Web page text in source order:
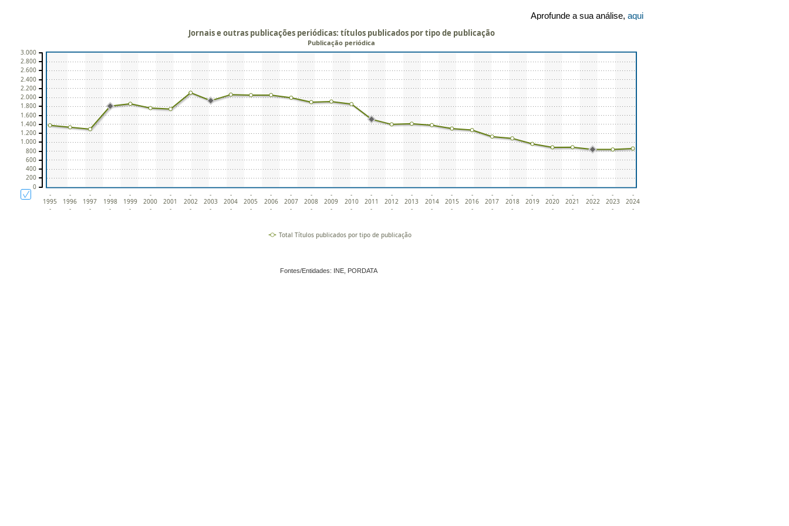
Aprofunde a sua análise, aqui
-
1995
-
-
1996
-
-
1997
-
-
1998
-
-
1999
-
-
2000
-
-
2001
-
-
2002
-
-
2003
-
-
2004
-
-
2005
-
-
2006
-
-
2007
-
-
2008
-
-
2009
-
-
2010
-
-
2011
-
-
2012
-
-
2013
-
-
2014
-
-
2015
-
-
2016
-
-
2017
-
-
2018
-
-
2019
-
-
2020
-
-
2021
-
-
2022
-
-
2023
-
-
2024
-
Jornais e outras publicações periódicas: títulos publicados por tipo de publicação
Publicação periódica
0
200
400
600
800
1.000
1.200
1.400
1.600
1.800
2.000
2.200
2.400
2.600
2.800
3.000
Total Títulos publicados por tipo de publicação
Fontes/Entidades: INE, PORDATA